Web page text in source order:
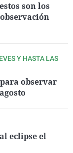
son los
Y HASTA LAS
observar
eclipse el